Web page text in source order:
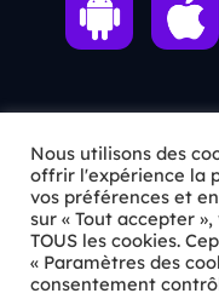
ℹ️ INFOS PRATIQUES
✉️Contact
Nous utilisons des
offrir l'expérience la
vos préférences et
sur « Tout accepter
TOUS les cookies.
« Paramètres des
consentement